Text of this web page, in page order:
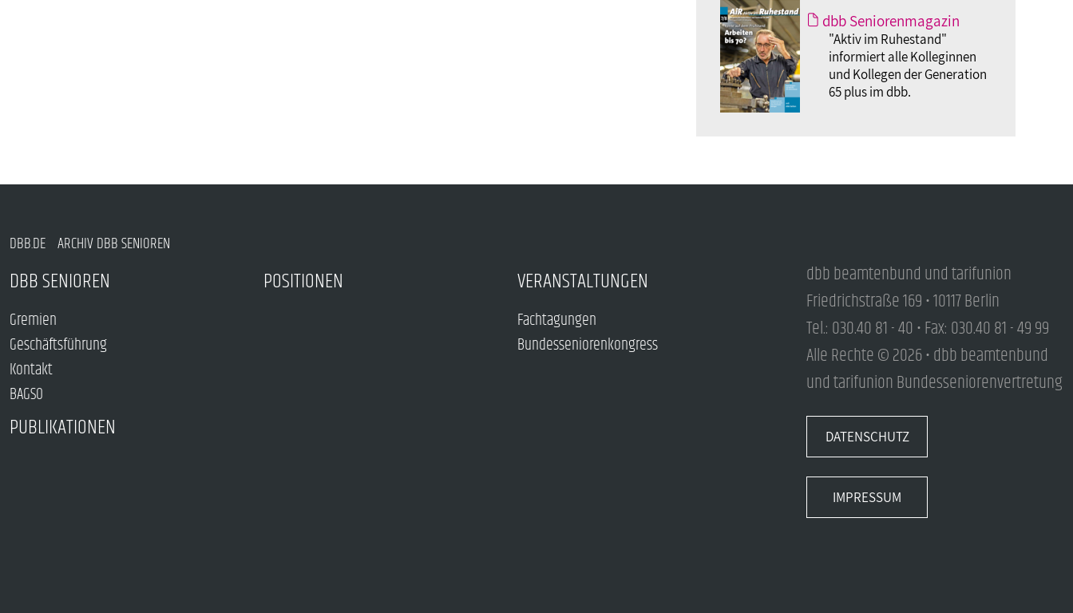
dbb Seniorenmagazin
"Aktiv im Ruhestand"
informiert alle Kolleginnen
und Kollegen der Generation
65 plus im dbb.
DBB.DE ARCHIV DBB SENIOREN
DBB SENIOREN
Gremien
Geschäftsführung
Kontakt
BAGSO
POSITIONEN VERANSTALTUNGEN
Fachtagungen
Bundesseniorenkongress
PUBLIKATIONEN
dbb beamtenbund und tarifunion
Friedrichstraße 169 • 10117 Berlin
Tel.: 030.40 81 - 40 • Fax: 030.40 81 - 49 99
Alle Rechte © 2026 • dbb beamtenbund
und tarifunion Bundesseniorenvertretung
DATENSCHUTZ
IMPRESSUM